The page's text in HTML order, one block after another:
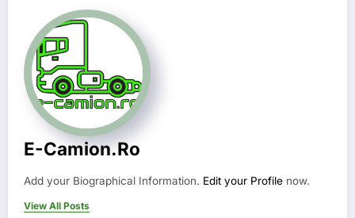
E-Camion.ro
Add your Biographical Information. Edit your Profile now.
View All Posts